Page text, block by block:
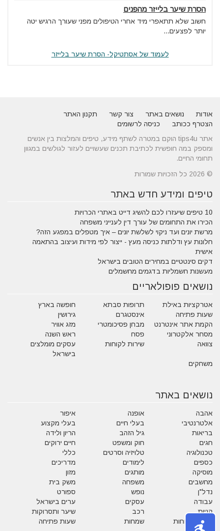
הסרת שיער בלייזר מהפנים
חשוב שלא תתאפרי מיד אחרי הטיפולים מפני שעורך הרגיש יטה
יותר לפצעים...
לעמוד של אסתטיקל- הסרת שיער בלייזר
אודות נושאים באתר צור קשר
תקנון האתר
הצטרף ככותב
כניסה לרשומים
אתר tips4u הוקם במטרה לשתף מידע, טיפים והמלצות בין אנשים
ומספק במה חופשית לכתיבת תכנים שעשויים לעזור לגולשים במגוון
תחומי החיים.
© 2026 כל הזכויות שמורות
טיפים ומידע חדש באתר
10 טיפים שיעזרו לכם להשיג דייט באתרי הכרויות
הכירו את התחומים של עורך דין לענייני משפחה
מרשת יונים ועד ניקוי לשלשת יונים – איך מטפלים במפגע הזה?
חלונות עץ ודלתות כניסה מעץ - ייצור לפי מידות ועיצוב בהתאמה
אישית
דקים סינטטיים במחירים הטובים בישראל
מעשנות חשמליות בדגמים מחשמלים
נושאים פופולאריים
אטרקציות באילת תרופות סבתא
חופשה בארץ
שעות פתיחה
אינסטגרם
גירושין
הקמת אתר אינטרנט
מבחן פסיכומטרי
מזג אוויר
מסחר אלקטרוני
פסח
ראש השנה
צוואה
שירות לקוחות
עסקים מומלצים
בישראל
משחקים
נושאים באתר
אהבה אופנה
איפור
אלטרנטיבי
בעלי חיים
בעלי מקצוע
בריאות
גיל הזהב
הריון ולידה
חגים
חוק ומשפט
חיים ירוקים
טכנולוגיה
טלויזיה וסרטים
כללי
כספים
לימודים
מדריכים
מוסיקה
מותגים
מזון
מחשבים
משפחה
משק בית
נדל"ן
נופש
ספורט
עבודה
עסקים
ערים בישראל
קניות
רכב
שיער ותסרוקות
שירות לקוחות
שמחות
שעות פתיחה